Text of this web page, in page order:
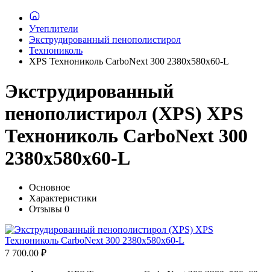
Утеплители
Экструдированный пенополистирол
Технониколь
ХРS Технониколь CarboNext 300 2380х580х60-L
Экструдированный
пенополистирол (XPS) ХРS
Технониколь CarboNext 300
2380х580х60-L
Основное
Характеристики
Отзывы 0
7 700.00 ₽